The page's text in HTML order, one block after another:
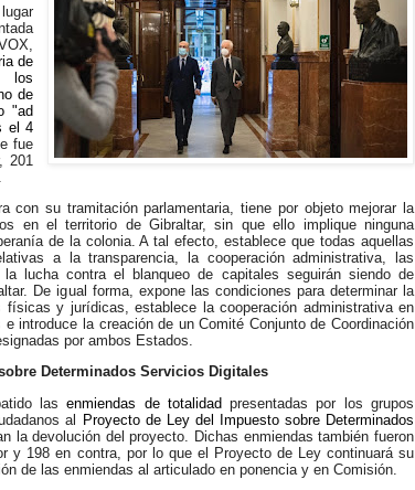
de
los
de
"ad
el 4
fue
201
con su tramitación parlamentaria, tiene por objeto mejorar la
en el territorio de Gibraltar, sin que ello implique ninguna
de la colonia. A tal efecto, establece que todas aquellas
a la transparencia, la cooperación administrativa, las
lucha contra el blanqueo de capitales seguirán siendo de
De igual forma, expone las condiciones para determinar la
y jurídicas, establece la cooperación administrativa en
introduce la creación de un Comité Conjunto de Coordinación
por ambos Estados.
Determinados Servicios Digitales
lasenmiendas de totalidadpresentadas por los grupos
al Proyecto de Ley del Impuesto sobre Determinados
la devolución del proyecto. Dichas enmiendas también fueron
y 198 en contra, por lo que el Proyecto de Ley continuará su
de las enmiendas al articulado en ponencia y en Comisión.